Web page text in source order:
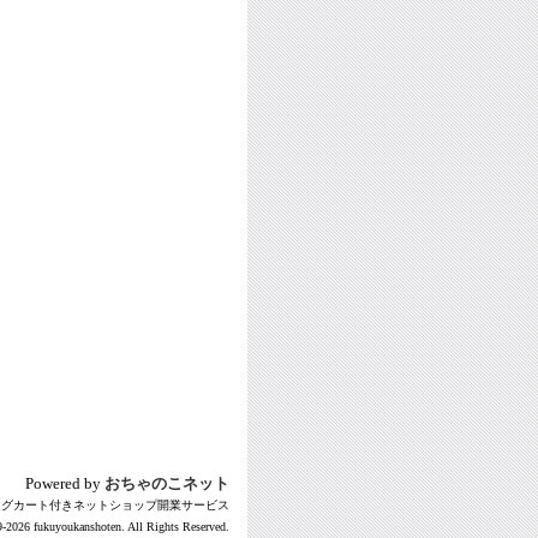
Powered by おちゃのこネット
カート付きネットショップ開業サービス
2026 fukuyoukanshoten. All Rights Reserved.